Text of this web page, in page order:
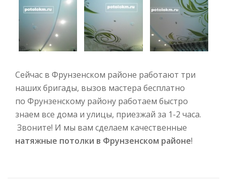
Сейчас в Фрунзенском районе работают три
наших бригады, вызов мастера бесплатно
по Фрунзенскому району работаем быстро
знаем все дома и улицы, приезжай за 1-2 часа.
Звоните! И мы вам сделаем качественные
натяжные потолки в Фрунзенском районе!